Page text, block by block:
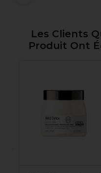
Les Clients
Produit Ont